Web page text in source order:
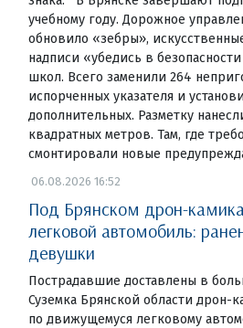
учебному году. Дорожное
обновило «зебры»,
надписи «убедись в
школ. Всего заменили 264
испорченных указателя и
дополнительных. Разметку
квадратных метров. Там, где
смонтировали новые
06.08.2026 16:52
Под Брянском дрон-
легковой автомобиль:
девушки
Пострадавшие доставлены в
Суземка Брянской области дрон-
по движущемуся легковому